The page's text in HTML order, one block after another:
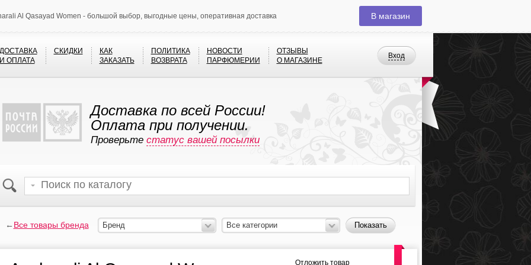
Al Qasayad Women - большой выбор, выгодные цены, оперативная доставка В магазин
Вход
ОПЛАТА
СКИДКИ
КАК
ЗАКАЗАТЬ
ПОЛИТИКА
ВОЗВРАТА
НОВОСТИ
ПАРФЮМЕРИИ
ОТЗЫВЫ
О МАГАЗИНЕ
Доставка по всей России!
Оплата при получении.
Проверьте статус вашей посылки
←Все товары бренда Бренд Все категории Показать
Отложить товар